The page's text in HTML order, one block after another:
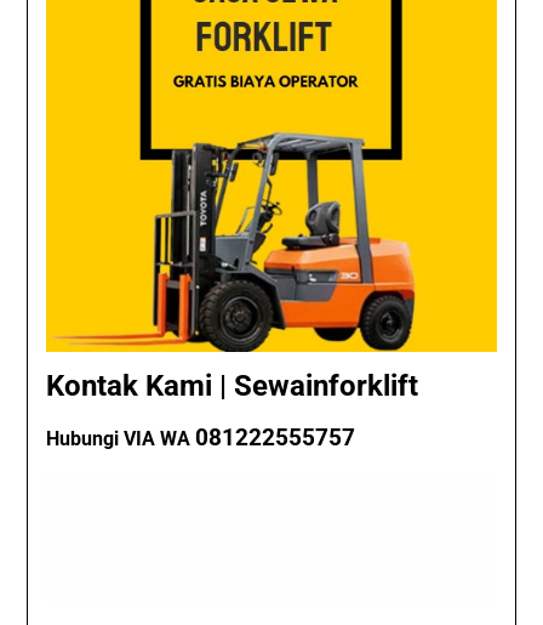
Kontak Kami | Sewainforklift
Hubungi VIA WA081222555757